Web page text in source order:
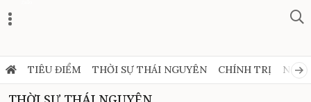
TIÊU ĐIỂM THỜI SỰ THÁI NGUYÊN CHÍNH TRỊ NGHỊ